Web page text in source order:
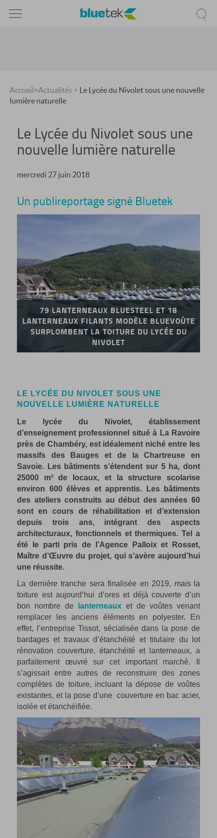
Accueil>Actualités > Le Lycée du Nivolet sous une nouvelle
lumière naturelle
Le Lycée du Nivolet sous une
nouvelle lumière naturelle
mercredi 27 juin 2018
Un publireportage signé Bluetek
79 LANTERNEAUX BLUESTEEL ET 18
LANTERNEAUX FILANTS MODÈLE BLUEVOÛTE
SURPLOMBENT LA TOITURE DU LYCÉE DU
NIVOLET
LE LYCÉE DU NIVOLET SOUS UNE
NOUVELLE LUMIÈRE NATURELLE
Le lycée du Nivolet, établissement
d’enseignement professionnel situé à La Ravoire
près de Chambéry, est idéalement niché entre les
massifs des Bauges et de la Chartreuse en
Savoie. Les bâtiments s’étendent sur 5 ha, dont
25000 m² de locaux, et la structure scolarise
environ 600 élèves et apprentis. Les bâtiments
des ateliers construits au début des années 60
sont en cours de réhabilitation et d’extension
depuis trois ans, intégrant des aspects
architecturaux, fonctionnels et thermiques. Tel a
été le parti pris de l’Agence Palloix et Rosset,
Maître d’Œuvre du projet, qui s’avère aujourd’hui
une réussite.
La dernière tranche sera finalisée en 2019, mais la
toiture est aujourd’hui d’ores et déjà couverte d’un
bon nombre de
lanterneaux et de voûtes venant
remplacer les anciens éléments en polyester. En
effet, l’entreprise Tissot, sécialisée dans la pose de
bardages et travaux d’étanchéité et titulaire du lot
rénovation couverture, étanchéité et lanterneaux, a
parfaitement œuvré sur cet important marché. Il
s’agissait entre autres de reconstruire des zones
complètes de toiture, incluant la dépose de voûtes
existantes, et la pose d’une couverture en bac acier,
isolée et étanchéifiée.